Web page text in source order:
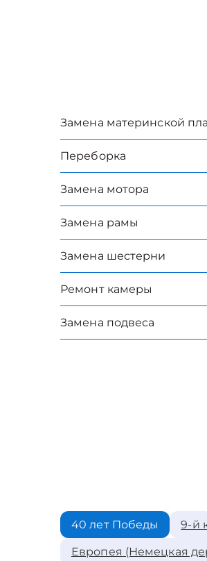
Замена материнской
Переборка
Замена мотора
Замена рамы
Замена шестерни
Ремонт камеры
Замена подвеса
40 лет Победы 9-й
Европея (Немецкая